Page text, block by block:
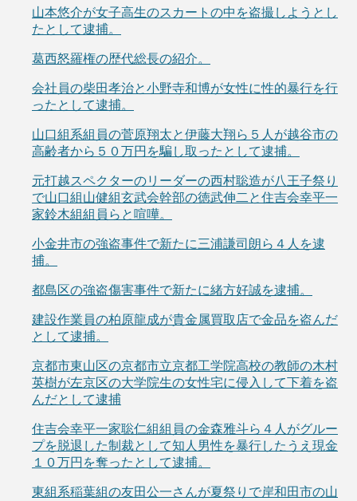
山本悠介が女子高生のスカートの中を盗撮しようとし
たとして逮捕。
葛西怒羅権の歴代総長の紹介。
会社員の柴田孝治と小野寺和博が女性に性的暴行を行
ったとして逮捕。
山口組系組員の菅原翔太と伊藤大翔ら５人が越谷市の
高齢者から５０万円を騙し取ったとして逮捕。
元打越スペクターのリーダーの西村聡造が八王子祭り
で山口組山健組玄武会幹部の徳武伸二と住吉会幸平一
家鈴木組組員らと喧嘩。
小金井市の強盗事件で新たに三浦謙司朗ら４人を逮
捕。
都島区の強盗傷害事件で新たに緒方好誠を逮捕。
建設作業員の柏原龍成が貴金属買取店で金品を盗んだ
として逮捕。
京都市東山区の京都市立京都工学院高校の教師の木村
英樹が左京区の大学院生の女性宅に侵入して下着を盗
んだとして逮捕
住吉会幸平一家聡仁組組員の金森雅斗ら４人がグルー
プを脱退した制裁として知人男性を暴行したうえ現金
１０万円を奪ったとして逮捕。
東組系稲葉組の友田公一さんが夏祭りで岸和田市の山